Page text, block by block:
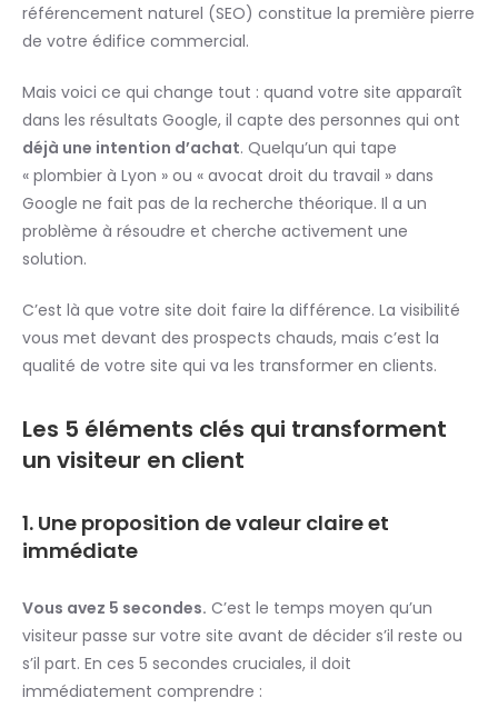
référencement naturel (SEO) constitue la première pierre
de votre édifice commercial.
Mais voici ce qui change tout : quand votre site apparaît
dans les résultats Google, il capte des personnes qui ont
déjà une intention d’achat. Quelqu’un qui tape
« plombier à Lyon » ou « avocat droit du travail » dans
Google ne fait pas de la recherche théorique. Il a un
problème à résoudre et cherche activement une
solution.
C’est là que votre site doit faire la différence. La visibilité
vous met devant des prospects chauds, mais c’est la
qualité de votre site qui va les transformer en clients.
Les 5 éléments clés qui transforment
un visiteur en client
1. Une proposition de valeur claire et
immédiate
Vous avez 5 secondes. C’est le temps moyen qu’un
visiteur passe sur votre site avant de décider s’il reste ou
s’il part. En ces 5 secondes cruciales, il doit
immédiatement comprendre :